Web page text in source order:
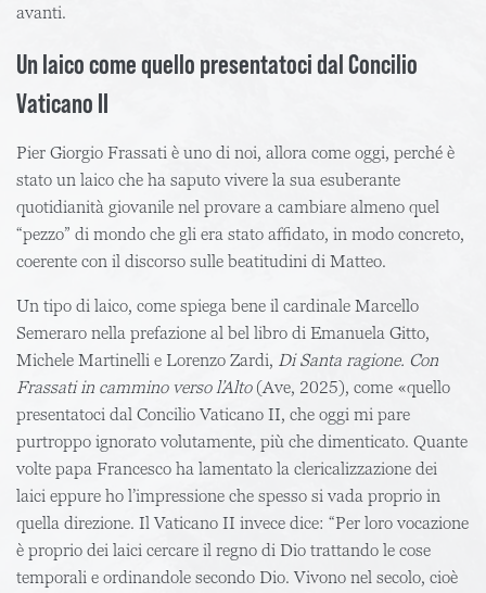
avanti.
Un laico come quello presentatoci dal Concilio
Vaticano II
Pier Giorgio Frassati è uno di noi, allora come oggi, perché è
stato un laico che ha saputo vivere la sua esuberante
quotidianità giovanile nel provare a cambiare almeno quel
“pezzo” di mondo che gli era stato affidato, in modo concreto,
coerente con il discorso sulle beatitudini di Matteo.
Un tipo di laico, come spiega bene il cardinale Marcello
Semeraro nella prefazione al bel libro di Emanuela Gitto,
Michele Martinelli e Lorenzo Zardi, Di Santa ragione. Con
Frassati in cammino verso l’Alto(Ave, 2025), come «quello
presentatoci dal Concilio Vaticano II, che oggi mi pare
purtroppo ignorato volutamente, più che dimenticato. Quante
volte papa Francesco ha lamentato la clericalizzazione dei
laici eppure ho l’impressione che spesso si vada proprio in
quella direzione. Il Vaticano II invece dice: “Per loro vocazione
è proprio dei laici cercare il regno di Dio trattando le cose
temporali e ordinandole secondo Dio. Vivono nel secolo, cioè